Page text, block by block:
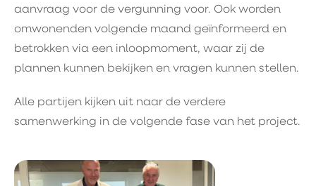
aanvraag voor de vergunning voor. Ook worden
omwonenden volgende maand geïnformeerd en
betrokken via een inloopmoment, waar zij de
plannen kunnen bekijken en vragen kunnen stellen.
Alle partijen kijken uit naar de verdere
samenwerking in de volgende fase van het project.